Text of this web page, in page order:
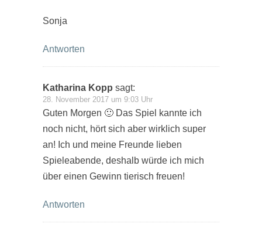
Sonja
Antworten
Katharina Kopp sagt:
28. November 2017 um 9:03 Uhr
Guten Morgen 🙂 Das Spiel kannte ich
noch nicht, hört sich aber wirklich super
an! Ich und meine Freunde lieben
Spieleabende, deshalb würde ich mich
über einen Gewinn tierisch freuen!
Antworten